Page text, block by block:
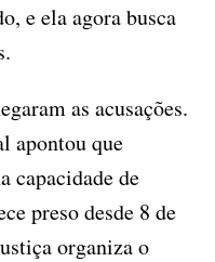
e ela agora busca
as acusações.
apontou que
capacidade de
preso desde 8 de
organiza o